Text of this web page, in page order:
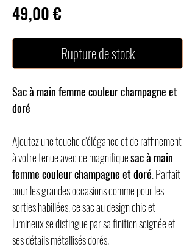
49,00 €
Rupture de stock
Sac à main femme couleur champagne et
doré
Ajoutez une touche d'élégance et de raffinement
à votre tenue avec ce magnifiquesac à main
femme couleur champagne et doré. Parfait
pour les grandes occasions comme pour les
sorties habillées, ce sac au design chic et
lumineux se distingue par sa finition soignée et
ses détails métallisés dorés.